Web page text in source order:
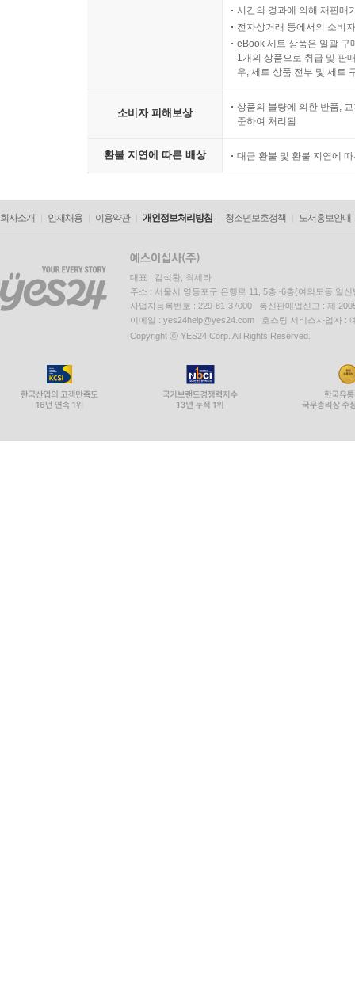
시간의 경과에 의해 재판매
전자상거래 등에서의 소비
eBook 세트 상품은 일괄 구
1개의 상품으로 취급 및 판
우, 세트 상품 전부 및 세트
소비자 피해보상
상품의 불량에 의한 반품,
준하여 처리됨
환불 지연에 따른 배상 대금 환불 및 환불 지연에
회사소개 인재채용 이용약관 개인정보처리방침 청소년보호정책 도서홍보안내
대표 : 김석환, 최세라
주소 : 서울시 영등포구 은행로 11, 5층~6층(여의도동,일신
사업자등록번호 : 229-81-37000 통신판매업신고 : 제
이메일 : yes24help@yes24.com 호스팅 서비스사업자 :
Copyright ⓒ YES24 Corp. All Rights Reserved.